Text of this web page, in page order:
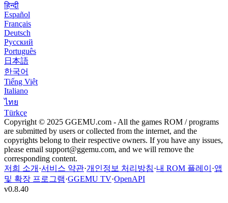
हिन्दी
Español
Français
Deutsch
Русский
Português
日本語
한국어
Tiếng Việt
Italiano
ไทย
Türkçe
Copyright © 2025 GGEMU.com - All the games ROM / programs
are submitted by users or collected from the internet, and the
copyrights belong to their respective owners. If you have any issues,
please email support@ggemu.com, and we will remove the
corresponding content.
저희 소개 ·서비스 약관·개인정보 처리방침·내 ROM 플레이 ·앱
및 확장 프로그램·GGEMU TV·OpenAPI
v0.8.40